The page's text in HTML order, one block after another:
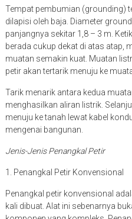
Tempat pembumian (grounding)
dilapisi oleh baja. Diameter
panjangnya sekitar 1,8 – 3 m.
berada cukup dekat di atas atap,
muatan semakin kuat. Muatan
petir akan tertarik menuju ke
Tarik menarik antara kedua
menghasilkan aliran listrik.
menuju ke tanah lewat kabel
mengenai bangunan.
Jenis-Jenis Penangkal Petir
1. Penangkal Petir Konvensional
Penangkal petir konvensional
kali dibuat. Alat ini sebenarnya